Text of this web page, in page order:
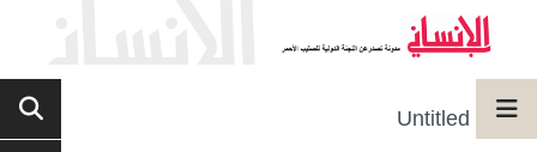
Untitled